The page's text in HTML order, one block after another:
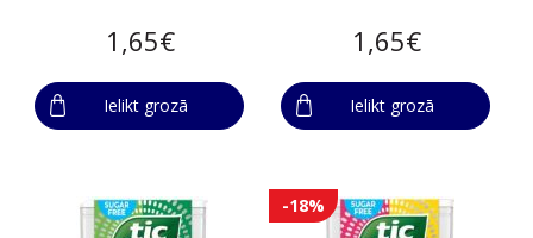
1,65€
Ielikt grozā
1,65€
Ielikt grozā
-18%